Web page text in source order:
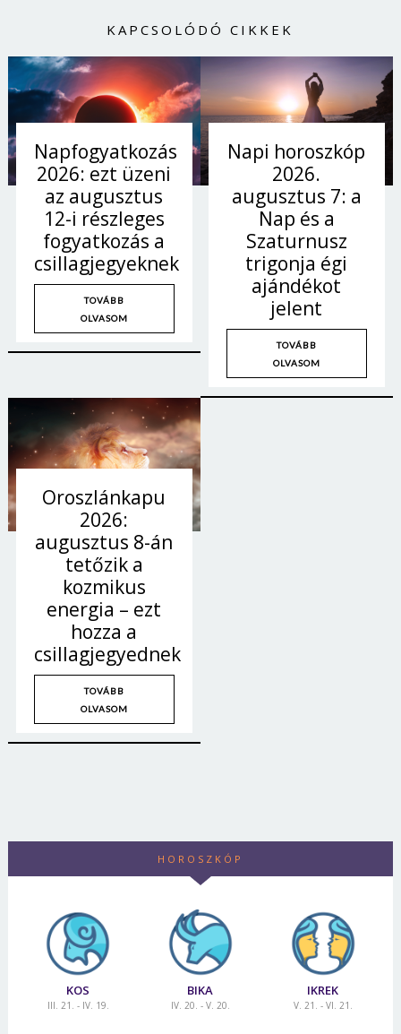
KAPCSOLÓDÓ CIKKEK
Napfogyatkozás
2026: ezt üzeni
az augusztus
12-i részleges
fogyatkozás a
csillagjegyeknek
TOVÁBB
OLVASOM
Napi horoszkóp
2026.
augusztus 7: a
Nap és a
Szaturnusz
trigonja égi
ajándékot
jelent
TOVÁBB
OLVASOM
Oroszlánkapu
2026:
augusztus 8-án
tetőzik a
kozmikus
energia – ezt
hozza a
csillagjegyednek
TOVÁBB
OLVASOM
HOROSZKÓP
KOS
III. 21. - IV. 19.
BIKA
IV. 20. - V. 20.
IKREK
V. 21. - VI. 21.